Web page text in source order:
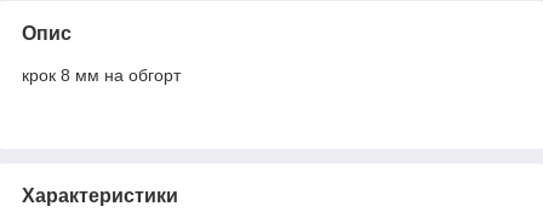
Опис
крок 8 мм на обгорт
Характеристики